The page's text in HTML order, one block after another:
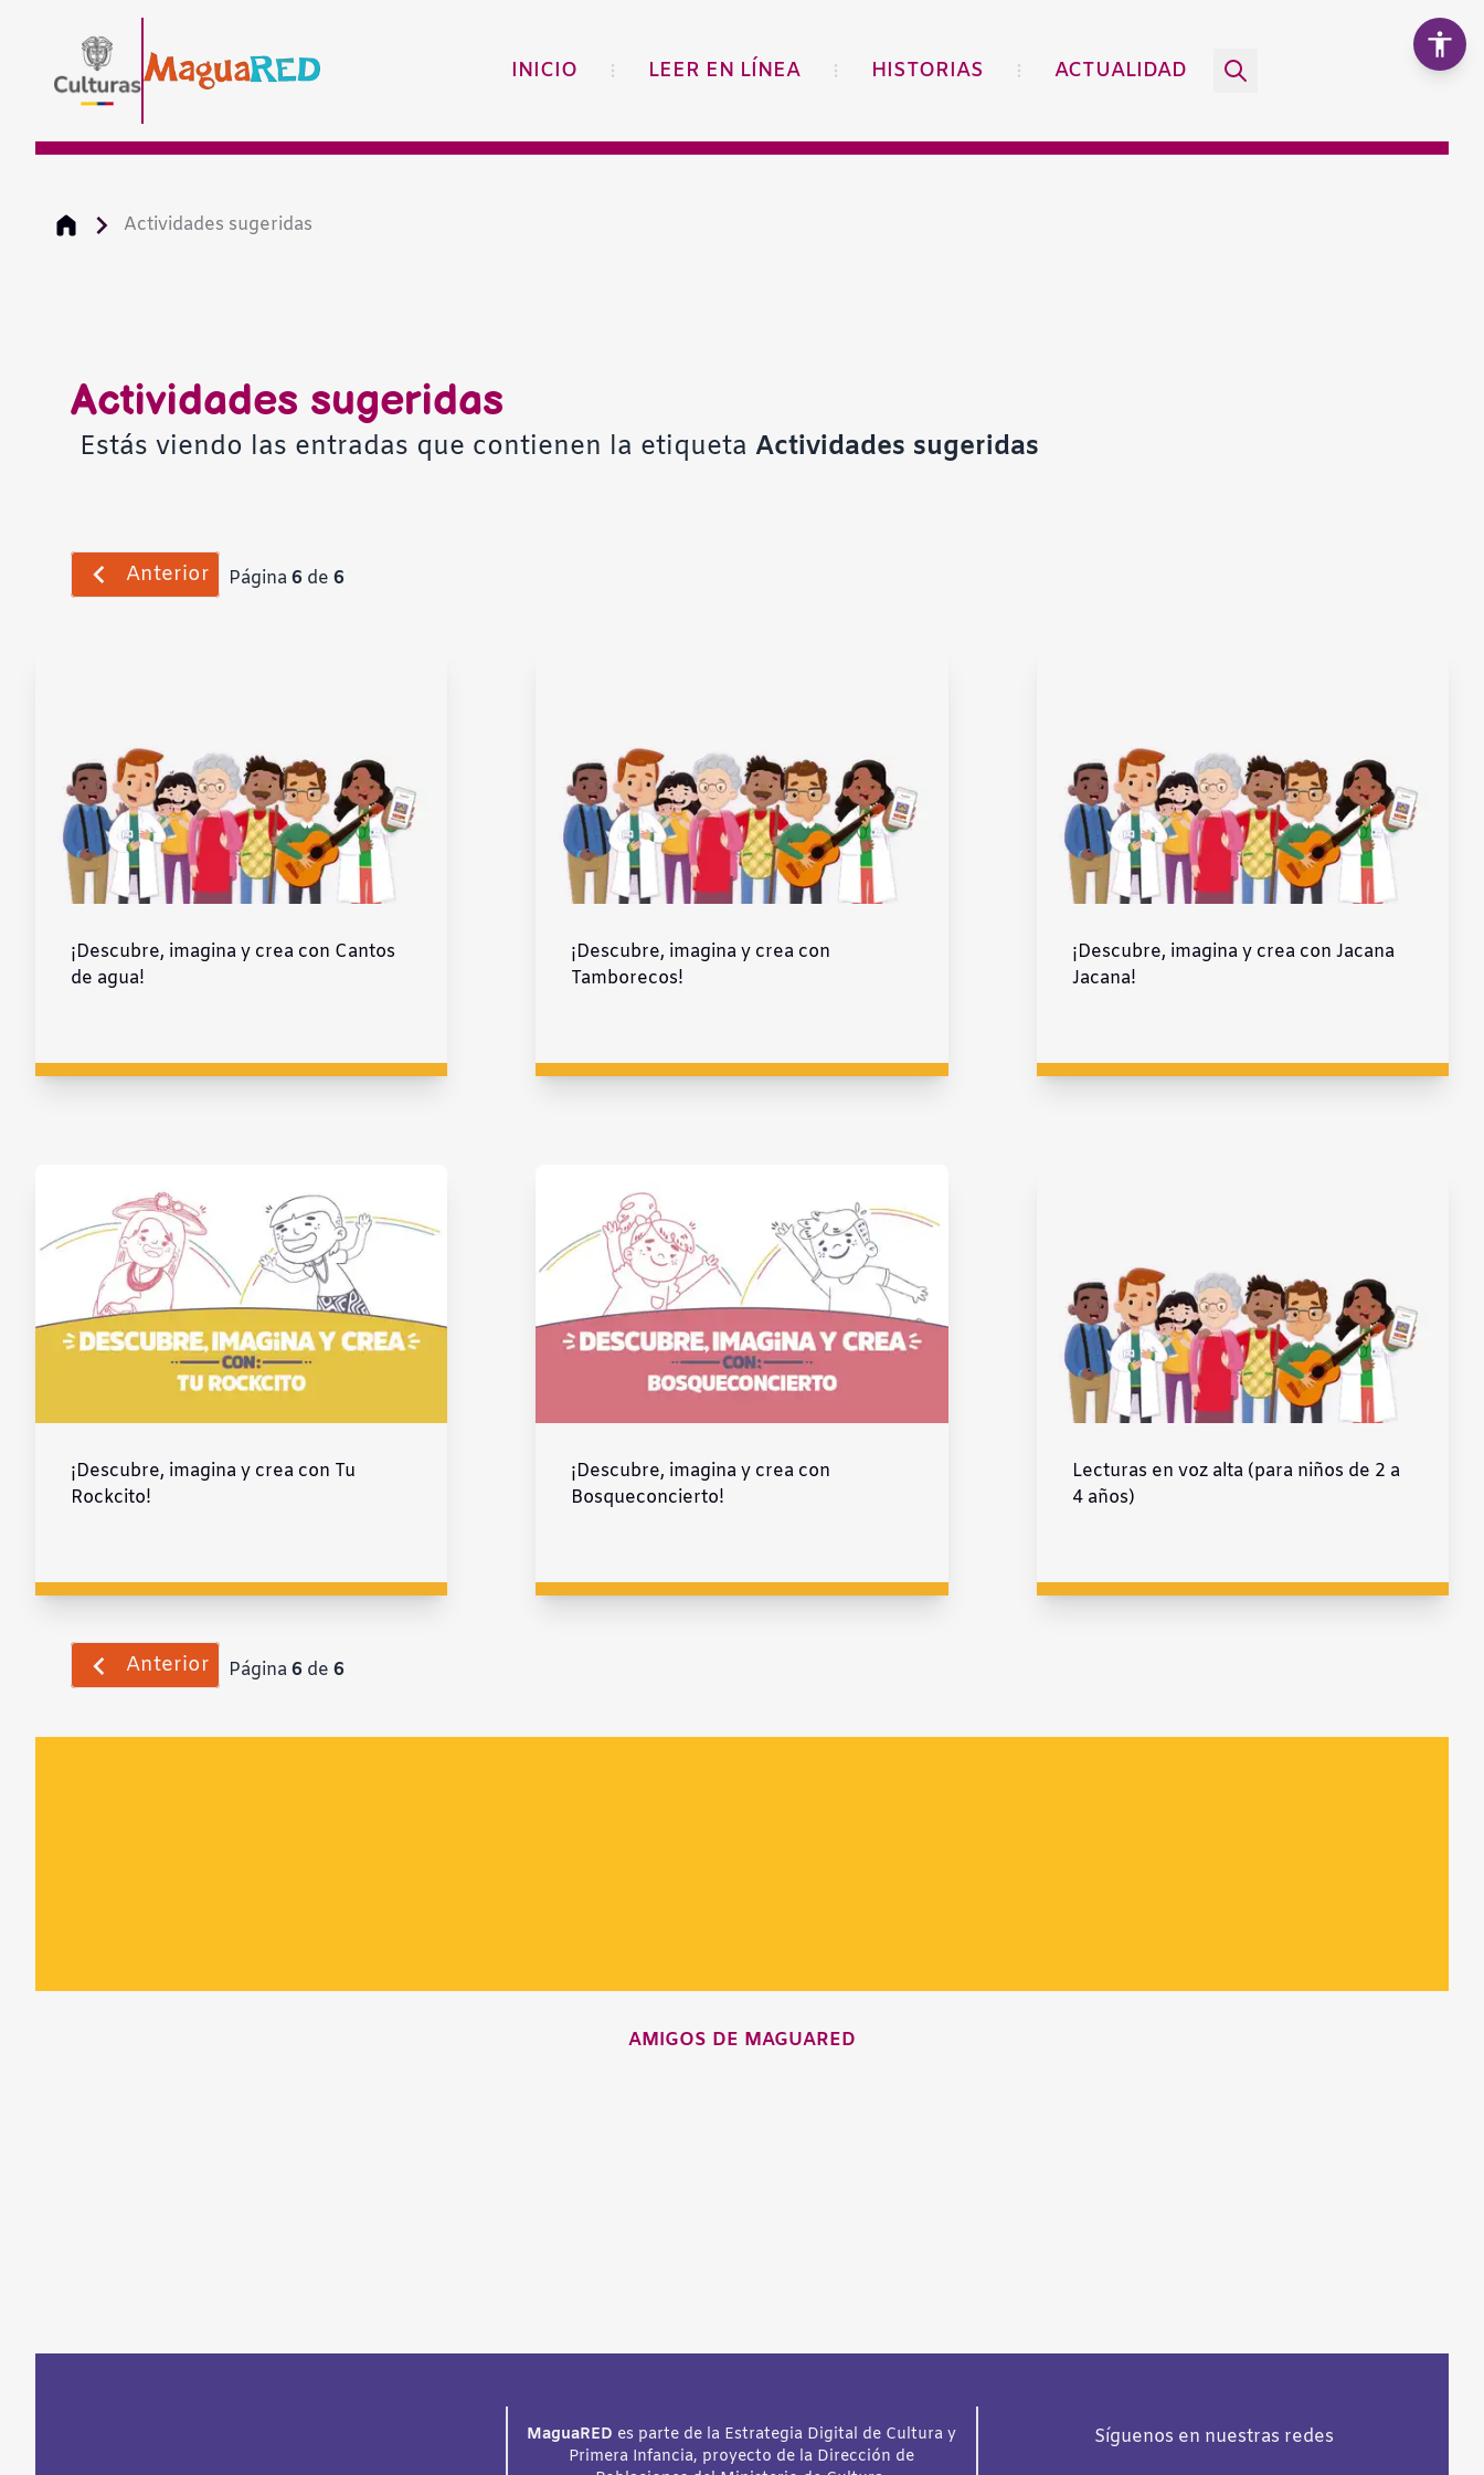
INICIO LEER EN LÍNEA HISTORIAS ACTUALIDAD
Actividades sugeridas
Actividades sugeridas
Estás viendo las entradas que contienen la etiqueta Actividades sugeridas
Anterior Página6 de 6
¡Descubre, imagina y crea con Cantos
de agua!
¡Descubre, imagina y crea con
Tamborecos!
¡Descubre, imagina y crea con Jacana
Jacana!
¡Descubre, imagina y crea con Tu
Rockcito!
¡Descubre, imagina y crea con
Bosqueconcierto!
Lecturas en voz alta (para niños de 2 a
4 años)
Anterior Página6 de 6
AMIGOS DE MAGUARED
MaguaRED es parte de la Estrategia Digital de Cultura y
Primera Infancia, proyecto de la Dirección de
Síguenos en nuestras redes